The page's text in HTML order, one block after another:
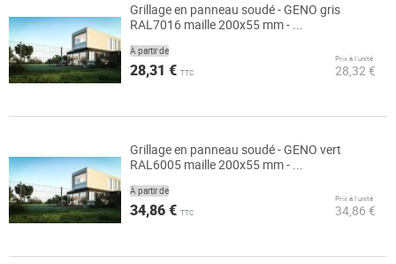
Grillage en panneau soudé - GENO gris
RAL7016 maille 200x55 mm - ...
À partir de
28,31 € TTC
Prix à l’unité
28,32 €
Grillage en panneau soudé - GENO vert
RAL6005 maille 200x55 mm - ...
À partir de
34,86 € TTC
Prix à l’unité
34,86 €